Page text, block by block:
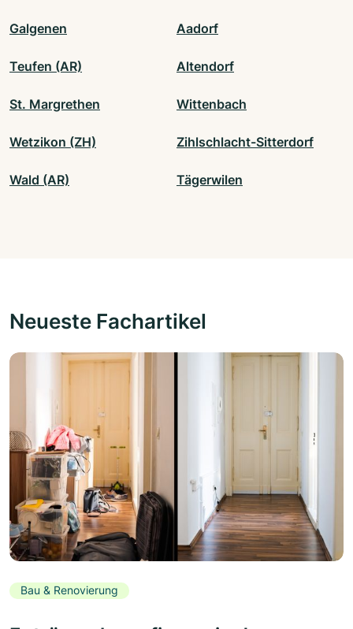
Galgenen Aadorf
Teufen (AR) Altendorf
St. Margrethen Wittenbach
Wetzikon (ZH) Zihlschlacht-Sitterdorf
Wald (AR) Tägerwilen
Neueste Fachartikel
Bau & Renovierung